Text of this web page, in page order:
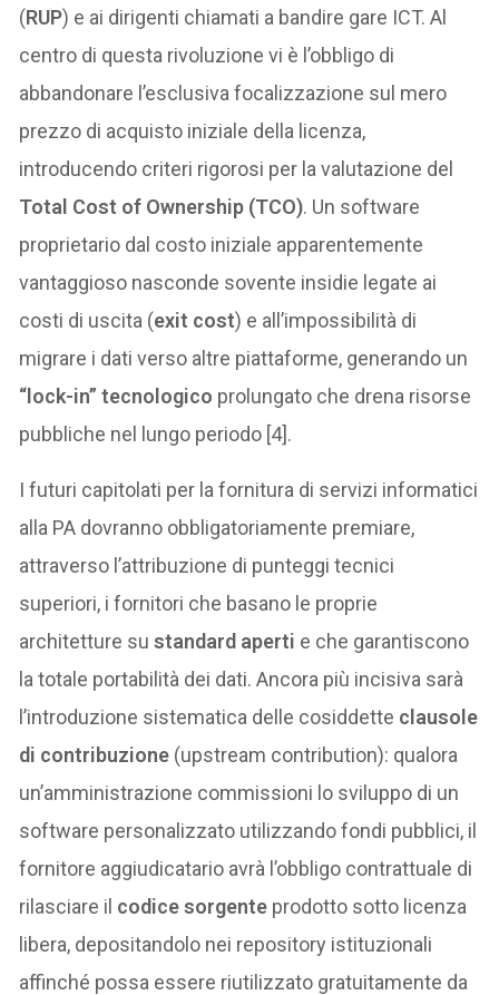
(RUP) e ai dirigenti chiamati a bandire gare ICT. Al
centro di questa rivoluzione vi è l’obbligo di
abbandonare l’esclusiva focalizzazione sul mero
prezzo di acquisto iniziale della licenza,
introducendo criteri rigorosi per la valutazione del
Total Cost of Ownership (TCO). Un software
proprietario dal costo iniziale apparentemente
vantaggioso nasconde sovente insidie legate ai
costi di uscita (exit cost) e all’impossibilità di
migrare i dati verso altre piattaforme, generando un
“lock-in” tecnologico prolungato che drena risorse
pubbliche nel lungo periodo [4].
I futuri capitolati per la fornitura di servizi informatici
alla PA dovranno obbligatoriamente premiare,
attraverso l’attribuzione di punteggi tecnici
superiori, i fornitori che basano le proprie
architetture sustandard aperti e che garantiscono
la totale portabilità dei dati. Ancora più incisiva sarà
l’introduzione sistematica delle cosiddette clausole
di contribuzione (upstream contribution): qualora
un’amministrazione commissioni lo sviluppo di un
software personalizzato utilizzando fondi pubblici, il
fornitore aggiudicatario avrà l’obbligo contrattuale di
rilasciare il codice sorgente prodotto sotto licenza
libera, depositandolo nei repository istituzionali
affinché possa essere riutilizzato gratuitamente da